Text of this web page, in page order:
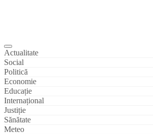
Actualitate
Social
Politică
Economie
Educație
Internațional
Justiție
Sănătate
Meteo